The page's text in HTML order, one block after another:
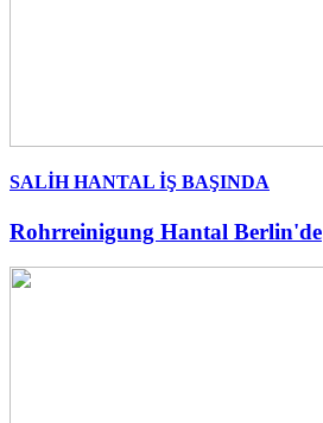
SALİH HANTAL İŞ BAŞINDA
Rohrreinigung Hantal Berlin'de